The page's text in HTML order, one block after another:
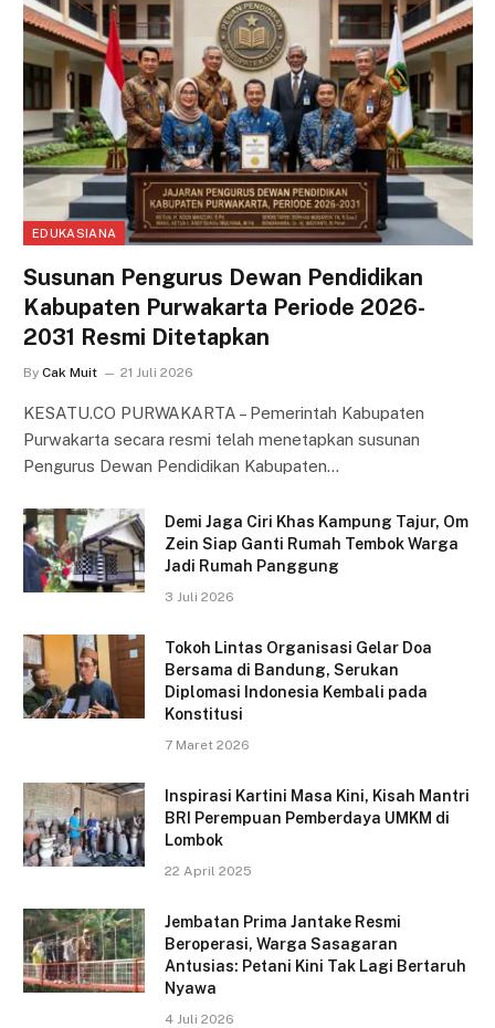
EDUKASIANA
Susunan Pengurus Dewan Pendidikan
Kabupaten Purwakarta Periode 2026-
2031 Resmi Ditetapkan
By Cak Muit 21 Juli 2026
KESATU.CO PURWAKARTA – Pemerintah Kabupaten
Purwakarta secara resmi telah menetapkan susunan
Pengurus Dewan Pendidikan Kabupaten…
Demi Jaga Ciri Khas Kampung Tajur, Om
Zein Siap Ganti Rumah Tembok Warga
Jadi Rumah Panggung
3 Juli 2026
Tokoh Lintas Organisasi Gelar Doa
Bersama di Bandung, Serukan
Diplomasi Indonesia Kembali pada
Konstitusi
7 Maret 2026
Inspirasi Kartini Masa Kini, Kisah Mantri
BRI Perempuan Pemberdaya UMKM di
Lombok
22 April 2025
Jembatan Prima Jantake Resmi
Beroperasi, Warga Sasagaran
Antusias: Petani Kini Tak Lagi Bertaruh
Nyawa
4 Juli 2026